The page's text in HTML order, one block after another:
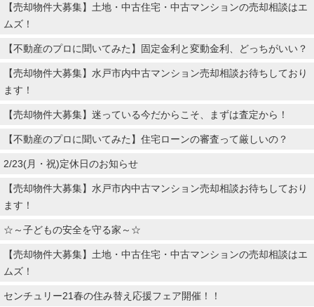
【売却物件大募集】土地・中古住宅・中古マンションの売却相談はエ
ムズ！
【不動産のプロに聞いてみた】固定金利と変動金利、どっちがいい？
【売却物件大募集】水戸市内中古マンション売却相談お待ちしており
ます！
【売却物件大募集】迷っている今だからこそ、まずは査定から！
【不動産のプロに聞いてみた】住宅ローンの審査って厳しいの？
2/23(月・祝)定休日のお知らせ
【売却物件大募集】水戸市内中古マンション売却相談お待ちしており
ます！
☆～子どもの安全を守る家～☆
【売却物件大募集】土地・中古住宅・中古マンションの売却相談はエ
ムズ！
センチュリー21春の住み替え応援フェア開催！！